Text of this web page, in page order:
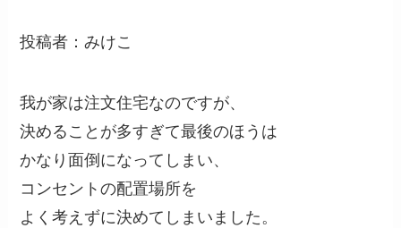
投稿者：みけこ
我が家は注文住宅なのですが、
決めることが多すぎて最後のほうは
かなり面倒になってしまい、
コンセントの配置場所を
よく考えずに決めてしまいました。